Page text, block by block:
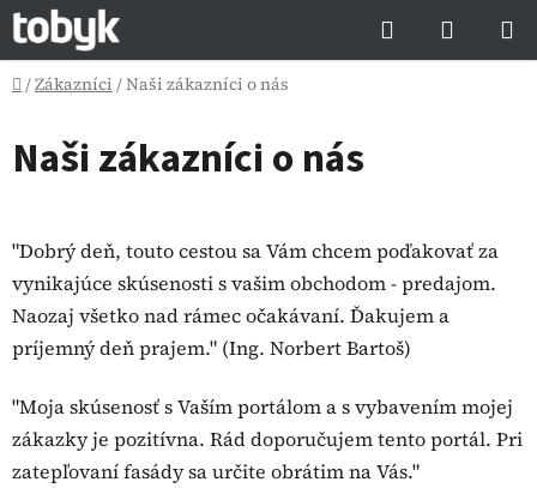
Prejsť
na
obsah
Hľadať
KOŠÍK
Domov
/Zákazníci /Naši zákazníci o nás
Naši zákazníci o nás
"Dobrý deň, touto cestou sa Vám chcem poďakovať za
vynikajúce skúsenosti s vašim obchodom - predajom.
Naozaj všetko nad rámec očakávaní. Ďakujem a
príjemný deň prajem." (Ing. Norbert Bartoš)
"Moja skúsenosť s Vaším portálom a s vybavením mojej
zákazky je pozitívna. Rád doporučujem tento portál. Pri
zatepľovaní fasády sa určite obrátim na Vás."